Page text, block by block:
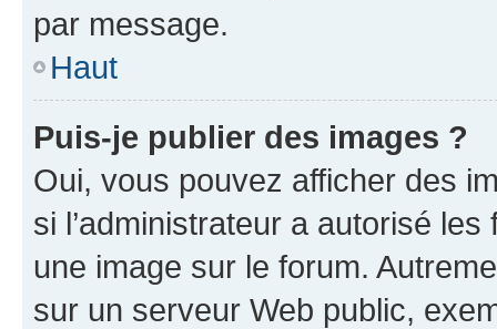
par message.
Haut
Puis-je publier des images ?
Oui, vous pouvez afficher des
si l’administrateur a autorisé
une image sur le forum.
sur un serveur Web public,